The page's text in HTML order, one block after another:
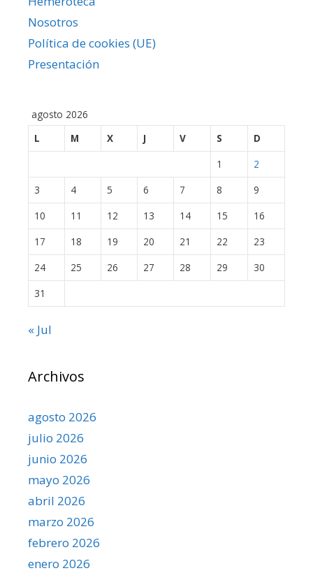
Nosotros
Política de cookies (UE)
Presentación
agosto 2026
L
M X J V S
D
1
2
3
4 5 6 7 8
9
10
11 12 13 14 15
16
17
18 19 20 21 22
23
24
25 26 27 28 29
30
31
« Jul
Archivos
agosto 2026
julio 2026
junio 2026
mayo 2026
abril 2026
marzo 2026
febrero 2026
enero 2026